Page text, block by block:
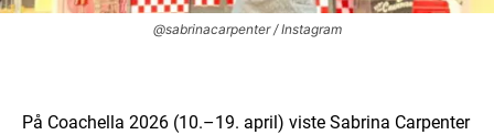
@sabrinacarpenter / Instagram
På Coachella 2026 (10.–19. april) viste Sabrina Carpenter